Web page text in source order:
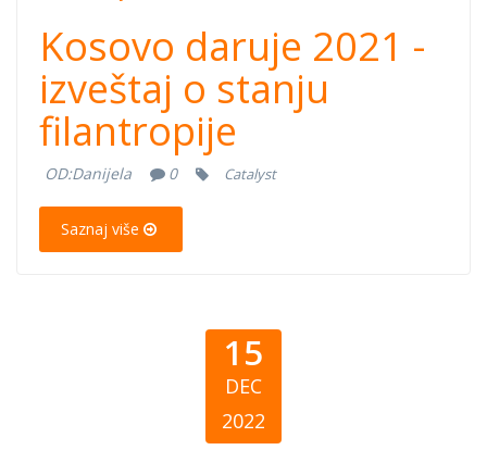
Kosovo daruje 2021 -
izveštaj o stanju
filantropije
OD:Danijela 0 Catalyst
Saznaj više
15
DEC
2022